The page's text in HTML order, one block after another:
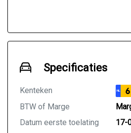
Specificaties
Kenteken NL
BTW of Marge
Datum eerste toelating
17-